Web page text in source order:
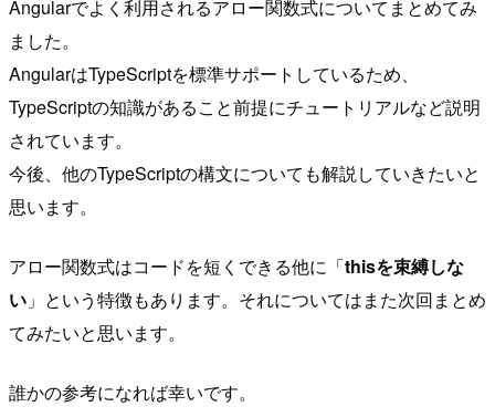
Angularでよく利用されるアロー関数式についてまとめてみ
ました。
AngularはTypeScriptを標準サポートしているため、
TypeScriptの知識があること前提にチュートリアルなど説明
されています。
今後、他のTypeScriptの構文についても解説していきたいと
思います。
アロー関数式はコードを短くできる他に「thisを束縛しな
い 」という特徴もあります。それについてはまた次回まとめ
てみたいと思います。
誰かの参考になれば幸いです。